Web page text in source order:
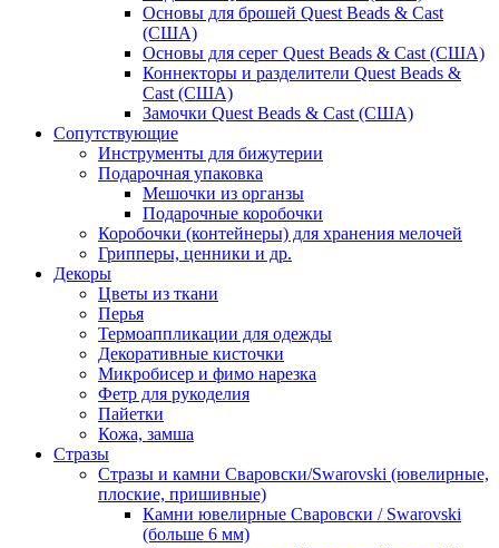
Основы для брошей Quest Beads & Cast
(США)
Основы для серег Quest Beads & Cast (США)
Коннекторы и разделители Quest Beads &
Cast (США)
Замочки Quest Beads & Cast (США)
Сопутствующие
Инструменты для бижутерии
Подарочная упаковка
Мешочки из органзы
Подарочные коробочки
Коробочки (контейнеры) для хранения мелочей
Грипперы, ценники и др.
Декоры
Цветы из ткани
Перья
Термоаппликации для одежды
Декоративные кисточки
Микробисер и фимо нарезка
Фетр для рукоделия
Пайетки
Кожа, замша
Стразы
Стразы и камни Сваровски/Swarovski (ювелирные,
плоские, пришивные)
Камни ювелирные Сваровски / Swarovski
(больше 6 мм)